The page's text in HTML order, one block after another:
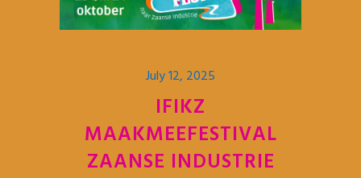
July 12, 2025
IFIKZ
MAAKMEEFESTIVAL
ZAANSE INDUSTRIE